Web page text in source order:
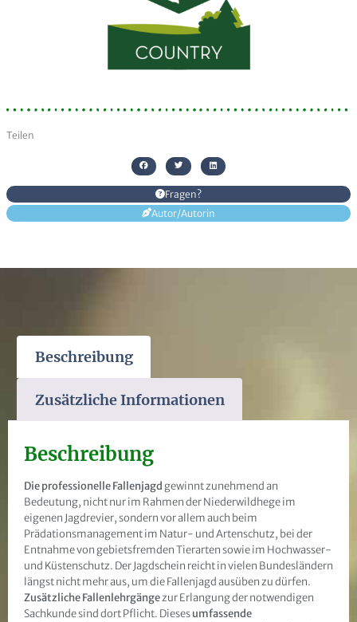
Teilen
Fragen?
Autor/Autorin
Beschreibung
Zusätzliche Informationen
Beschreibung
Die professionelle Fallenjagd gewinnt zunehmend an
Bedeutung, nicht nur im Rahmen der Niederwildhege im
eigenen Jagdrevier, sondern vor allem auch beim
Prädationsmanagement im Natur- und Artenschutz, bei der
Entnahme von gebietsfremden Tierarten sowie im Hochwasser-
und Küstenschutz. Der Jagdschein reicht in vielen Bundesländern
längst nicht mehr aus, um die Fallenjagd ausüben zu dürfen.
Zusätzliche Fallenlehrgängezur Erlangung der notwendigen
Sachkunde sind dort Pflicht. Diesesumfassende